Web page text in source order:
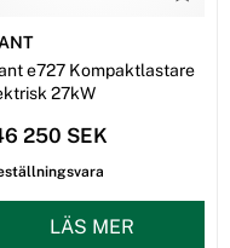
e727 Kompaktlastare
27kW
250 SEK
LÄS MER